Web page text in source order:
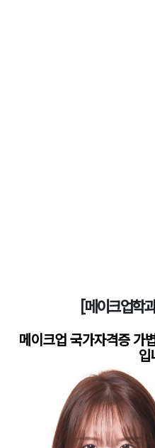
[메이크업학
메이크업 국가자격증 가
입